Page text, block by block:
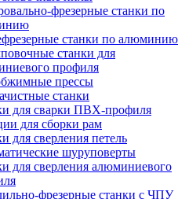
фрезерные станки по
станки по алюминию
станки для
профиля
прессы
станки
для сварки ПВХ-профиля
для сборки рам
для сверления петель
шуруповерты
для сверления алюминиевого
фрезерные станки с ЧПУ